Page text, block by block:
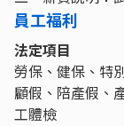
員工福利
法定項目
勞保、健保、特
顧假、陪產假、
工體檢